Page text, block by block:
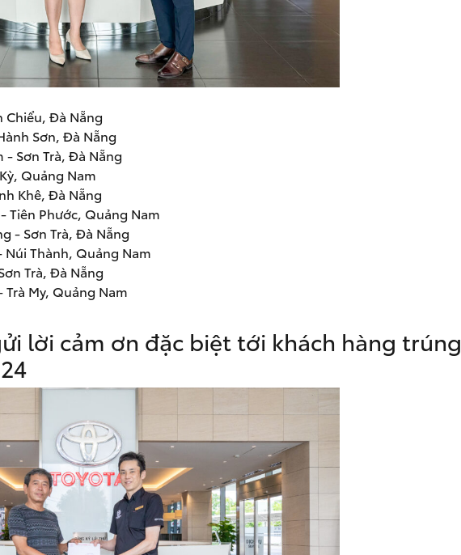
Chiểu, Đà Nẵng
Sơn, Đà Nẵng
- Sơn Trà, Đà Nẵng
Quảng Nam
Khê, Đà Nẵng
Tiên Phước, Quảng Nam
- Sơn Trà, Đà Nẵng
Thành, Quảng Nam
Trà, Đà Nẵng
Trà My, Quảng Nam
lời cảm ơn đặc biệt tới khách hàng trúng